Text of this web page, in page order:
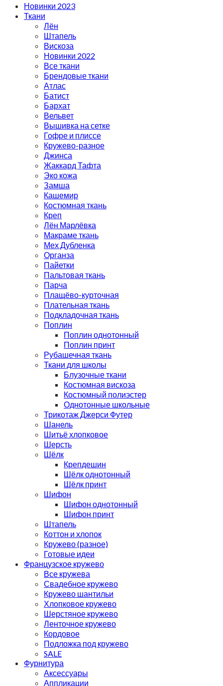
Новинки 2023
Ткани
Лён
Штапель
Вискоза
Новинки 2022
Все ткани
Брендовые ткани
Атлас
Батист
Бархат
Вельвет
Вышивка на сетке
Гофре и плиссе
Кружево-разное
Джинса
Жаккард Тафта
Эко кожа
Замша
Кашемир
Костюмная ткань
Креп
Лён Марлёвка
Макраме ткань
Мех Дубленка
Органза
Пайетки
Пальтовая ткань
Парча
Плащёво-курточная
Плательная ткань
Подкладочная ткань
Поплин
Поплин однотонный
Поплин принт
Рубашечная ткань
Ткани для школы
Блузочные ткани
Костюмная вискоза
Костюмный полиэстер
Однотонные школьные
Трикотаж Джерси Футер
Шанель
Шитьё хлопковое
Шерсть
Шёлк
Крепдешин
Шёлк однотонный
Шёлк принт
Шифон
Шифон однотонный
Шифон принт
Штапель
Коттон и хлопок
Кружево (разное)
Готовые идеи
Французское кружево
Все кружева
Свадебное кружево
Кружево шантильи
Хлопковое кружево
Шерстяное кружево
Ленточное кружево
Кордовое
Подложка под кружево
SALE
Фурнитура
Аксессуары
Аппликации